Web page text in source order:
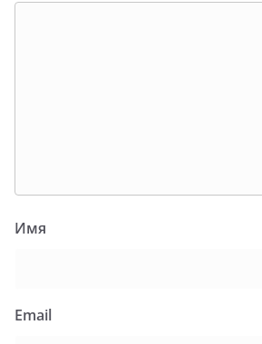
Имя
Email